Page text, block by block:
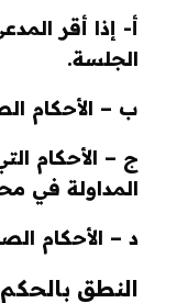
أ- إذا أقر
الجلسة.
ب – الأحكام
ج – الأحكام
المداولة في
د – الأحكام
النطق بالحكم